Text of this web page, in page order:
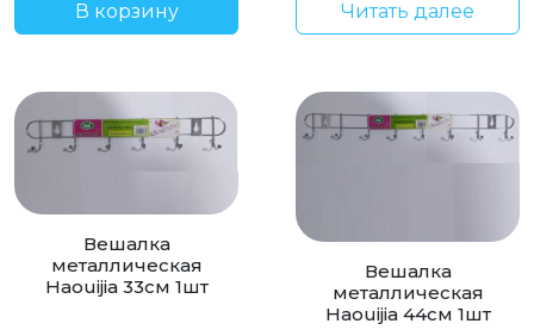
В корзину Читать далее
Вешалка
металлическая
Haouijia 33см 1шт
Вешалка
металлическая
Haouijia 44см 1шт